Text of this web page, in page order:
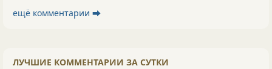
ещё комментарии ⮕
ЛУЧШИЕ КОММЕНТАРИИ ЗА СУТКИ